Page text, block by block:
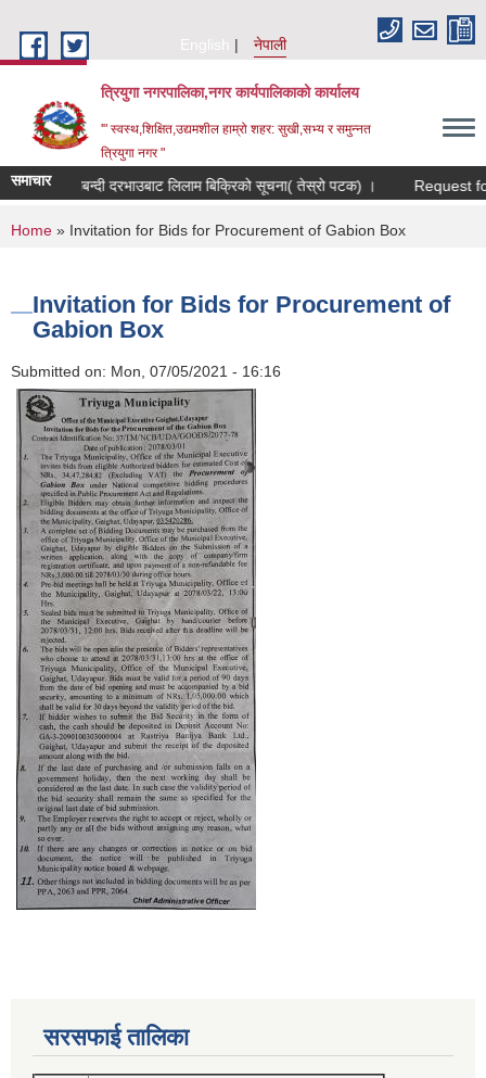
English
नेपाली
त्रियुगा नगरपालिका,नगर कार्यपालिकाको कार्यालय
'" स्वस्थ,शिक्षित,उद्यमशील हाम्रो शहर: सुखी,सभ्य र समुन्नत
त्रियुगा नगर "
समाचारसिलबन्दी दरभाउबाट लिलाम बिक्रिको सूचना( तेस्रो पटक) । Request
You are here
Home » Invitation for Bids for Procurement of Gabion Box
Invitation for Bids for Procurement of
Gabion Box
Submitted on: Mon, 07/05/2021 - 16:16
सरसफाई तालिका